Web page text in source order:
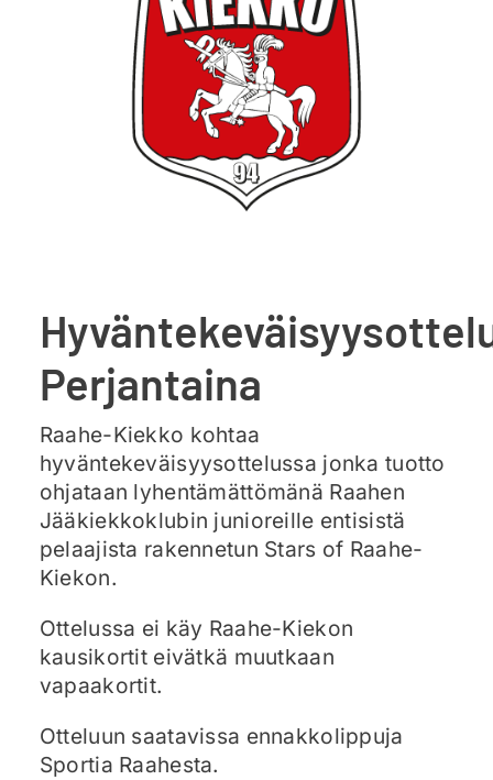
Ajankohtaista
Perjantaina
Raahe-Kiekko kohtaa
hyväntekeväisyysottelussa jonka tuotto
ohjataan lyhentämättömänä Raahen
Jääkiekkoklubin junioreille entisistä
pelaajista rakennetun Stars of Raahe-
Kiekon.
Ottelussa ei käy Raahe-Kiekon
kausikortit eivätkä muutkaan
vapaakortit.
Otteluun saatavissa ennakkolippuja
Sportia Raahesta.